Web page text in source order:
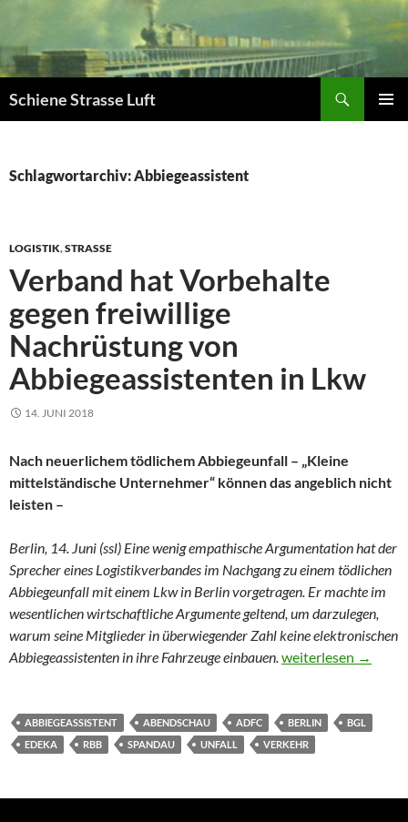
springen
Schiene Strasse Luft
Schlagwortarchiv: Abbiegeassistent
LOGISTIK,STRASSE
Verband hat Vorbehalte
gegen freiwillige
Nachrüstung von
Abbiegeassistenten in Lkw
14. JUNI 2018
Nach neuerlichem tödlichem Abbiegeunfall – „Kleine
mittelständische Unternehmer“ können das angeblich nicht
leisten –
Berlin, 14. Juni (ssl) Eine wenig empathische Argumentation hat der
Sprecher eines Logistikverbandes im Nachgang zu einem tödlichen
Abbiegeunfall mit einem Lkw in Berlin vorgetragen. Er machte im
wesentlichen wirtschaftliche Argumente geltend, um darzulegen,
warum seine Mitglieder in überwiegender Zahl keine elektronischen
Abbiegeassistenten in ihre Fahrzeuge einbauen.Verband hat
weiterlesen →
ABBIEGEASSISTENT ABENDSCHAU ADFC BERLIN
BGL
EDEKA
RBB SPANDAU UNFALL VERKEHR